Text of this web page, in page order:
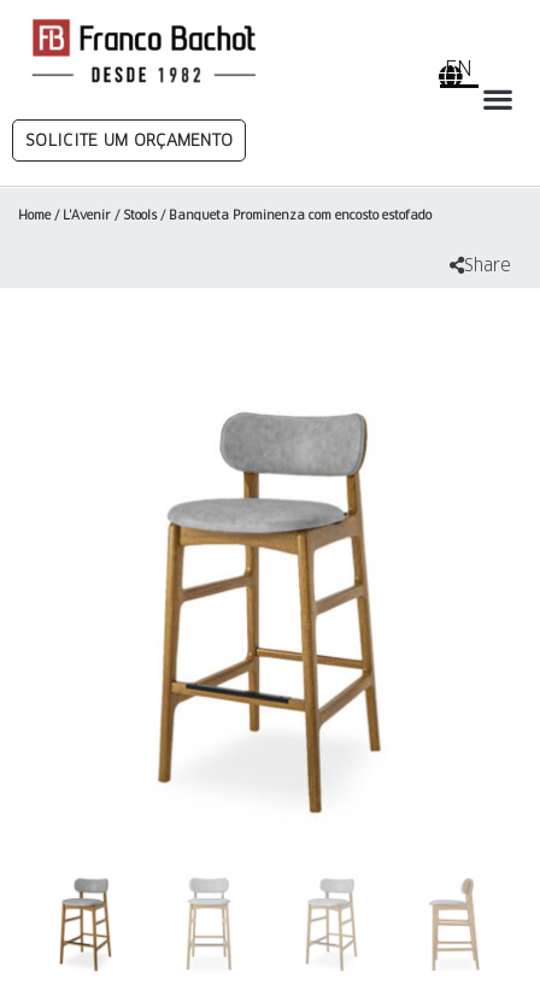
SOLICITE UM ORÇAMENTO
EN
Home/ L'Avenir / Stools/ Banqueta Prominenza com encosto estofado
Share